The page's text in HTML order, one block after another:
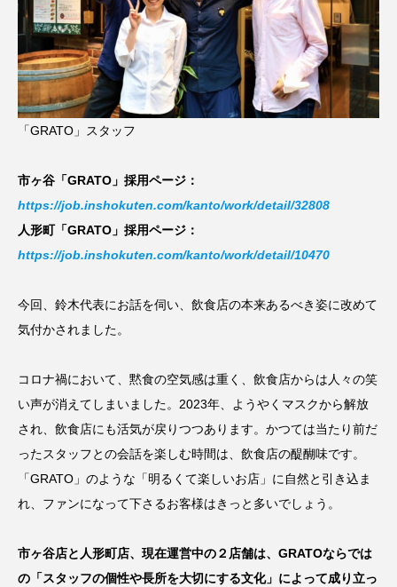
「GRATO」スタッフ
市ヶ谷「GRATO」採用ページ：
https://job.inshokuten.com/kanto/work/detail/32808
人形町「GRATO」採用ページ：
https://job.inshokuten.com/kanto/work/detail/10470
今回、鈴木代表にお話を伺い、飲食店の本来あるべき姿に改めて
気付かされました。
コロナ禍において、黙食の空気感は重く、飲食店からは人々の笑
い声が消えてしまいました。2023年、ようやくマスクから解放
され、飲食店にも活気が戻りつつあります。かつては当たり前だ
ったスタッフとの会話を楽しむ時間は、飲食店の醍醐味です。
「GRATO」のような「明るくて楽しいお店」に自然と引き込ま
れ、ファンになって下さるお客様はきっと多いでしょう。
市ヶ谷店と人形町店、現在運営中の２店舗は、GRATOならでは
の「スタッフの個性や長所を大切にする文化」によって成り立っ